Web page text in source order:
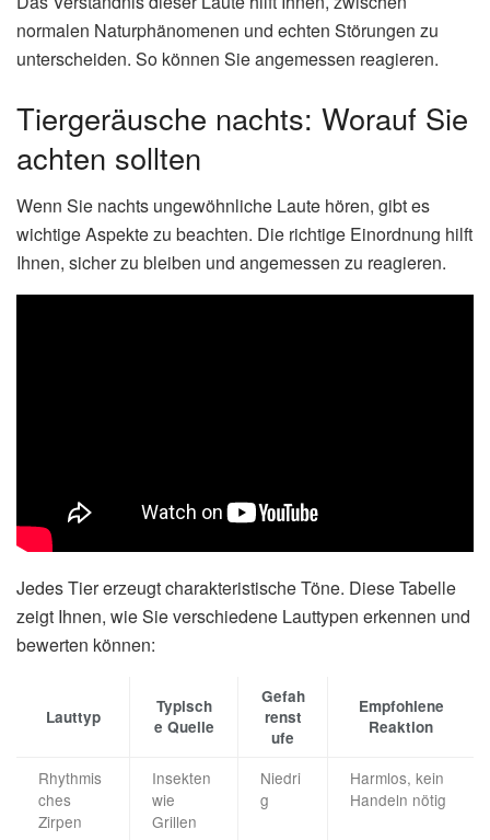
normalen Naturphänomenen und echten Störungen zu
unterscheiden. So können Sie angemessen reagieren.
Tiergeräusche nachts: Worauf Sie
achten sollten
Wenn Sie nachts ungewöhnliche Laute hören, gibt es
wichtige Aspekte zu beachten. Die richtige Einordnung hilft
Ihnen, sicher zu bleiben und angemessen zu reagieren.
Jedes Tier erzeugt charakteristische Töne. Diese Tabelle
zeigt Ihnen, wie Sie verschiedene Lauttypen erkennen und
bewerten können:
Lauttyp
Typisch
e Quelle
Gefah
renst
ufe
Empfohlene
Reaktion
Rhythmis
ches
Zirpen
Insekten
wie
Grillen
Niedri
g
Harmlos, kein
Handeln nötig